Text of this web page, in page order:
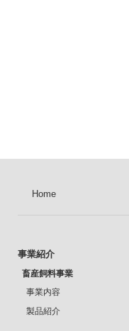
Home
事業紹介
畜産飼料事業
事業内容
製品紹介